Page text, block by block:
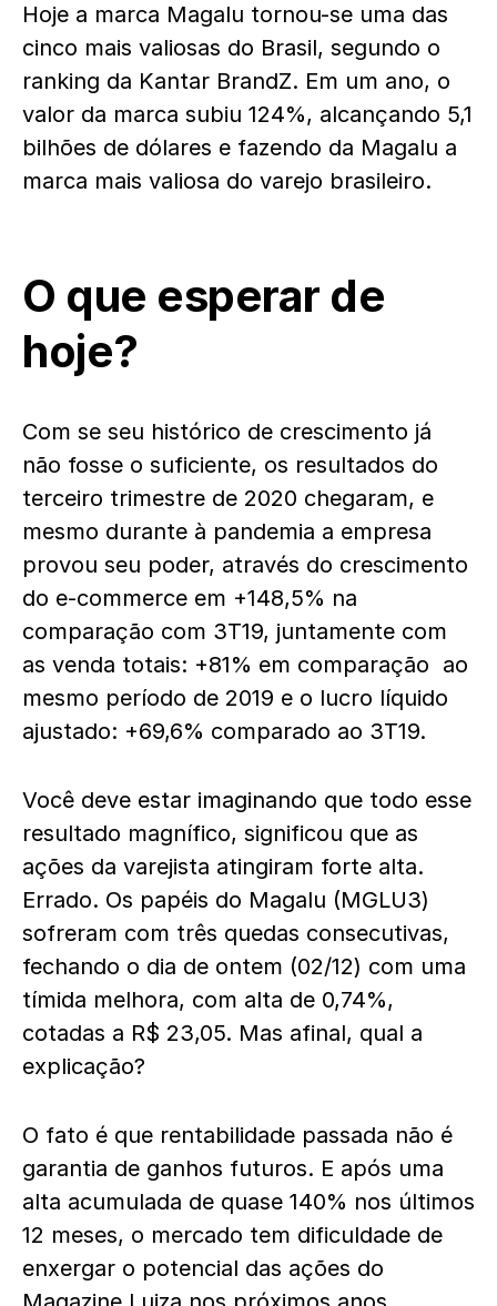
Hoje a marca Magalu tornou-se uma das
cinco mais valiosas do Brasil, segundo o
ranking da Kantar BrandZ. Em um ano, o
valor da marca subiu 124%, alcançando 5,1
bilhões de dólares e fazendo da Magalu a
marca mais valiosa do varejo brasileiro.
O que esperar de
hoje?
Com se seu histórico de crescimento já
não fosse o suficiente, os resultados do
terceiro trimestre de 2020 chegaram, e
mesmo durante à pandemia a empresa
provou seu poder, através do crescimento
do e-commerce em +148,5% na
comparação com 3T19, juntamente com
as venda totais: +81% em comparação ao
mesmo período de 2019 e o lucro líquido
ajustado: +69,6% comparado ao 3T19.
Você deve estar imaginando que todo esse
resultado magnífico, significou que as
ações da varejista atingiram forte alta.
Errado. Os papéis do Magalu (MGLU3)
sofreram com três quedas consecutivas,
fechando o dia de ontem (02/12) com uma
tímida melhora, com alta de 0,74%,
cotadas a R$ 23,05. Mas afinal, qual a
explicação?
O fato é que rentabilidade passada não é
garantia de ganhos futuros. E após uma
alta acumulada de quase 140% nos últimos
12 meses, o mercado tem dificuldade de
enxergar o potencial das ações do